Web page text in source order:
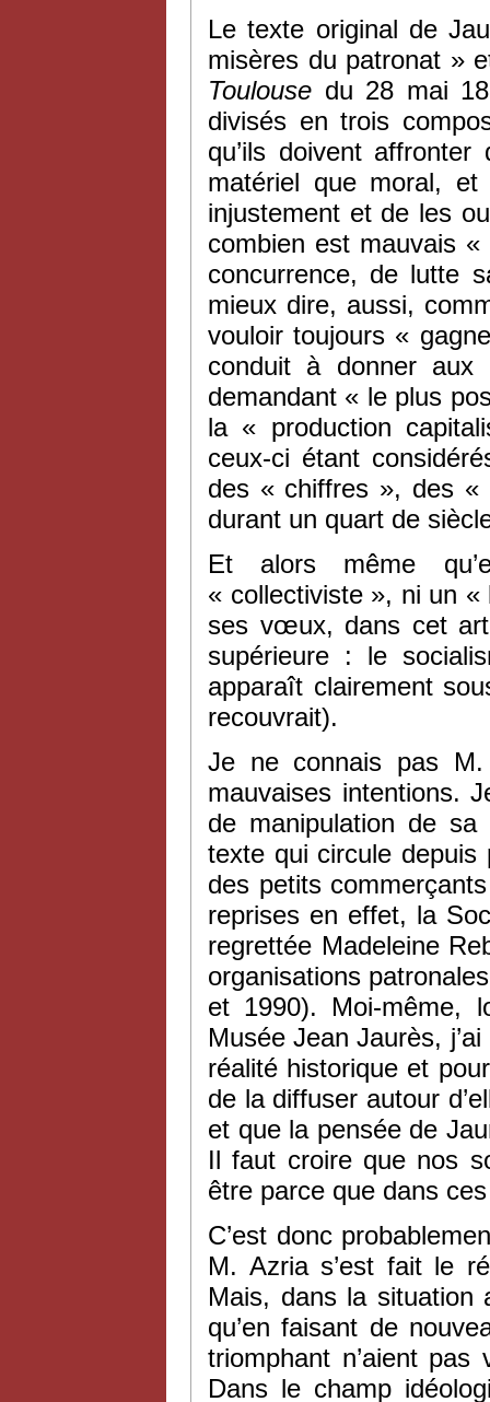
Le texte original de
misères du patronat »
Toulouse du 28 mai
divisés en trois
qu’ils doivent
matériel que moral, et
injustement et de les
combien est mauvais «
concurrence, de lutte
mieux dire, aussi,
vouloir toujours «
conduit à donner
demandant « le plus
la « production
ceux-ci étant
des « chiffres », des «
durant un quart de
Et alors même
« collectiviste », ni un
ses vœux, dans cet
supérieure : le
apparaît clairement
recouvrait).
Je ne connais pas
mauvaises intentions.
de manipulation de sa
texte qui circule
des petits
reprises en effet, la
regrettée Madeleine
organisations
et 1990). Moi-même,
Musée Jean Jaurès,
réalité historique et
de la diffuser autour
et que la pensée de
Il faut croire que nos
être parce que dans
C’est donc
M. Azria s’est fait le
Mais, dans la
qu’en faisant de
triomphant n’aient
Dans le champ